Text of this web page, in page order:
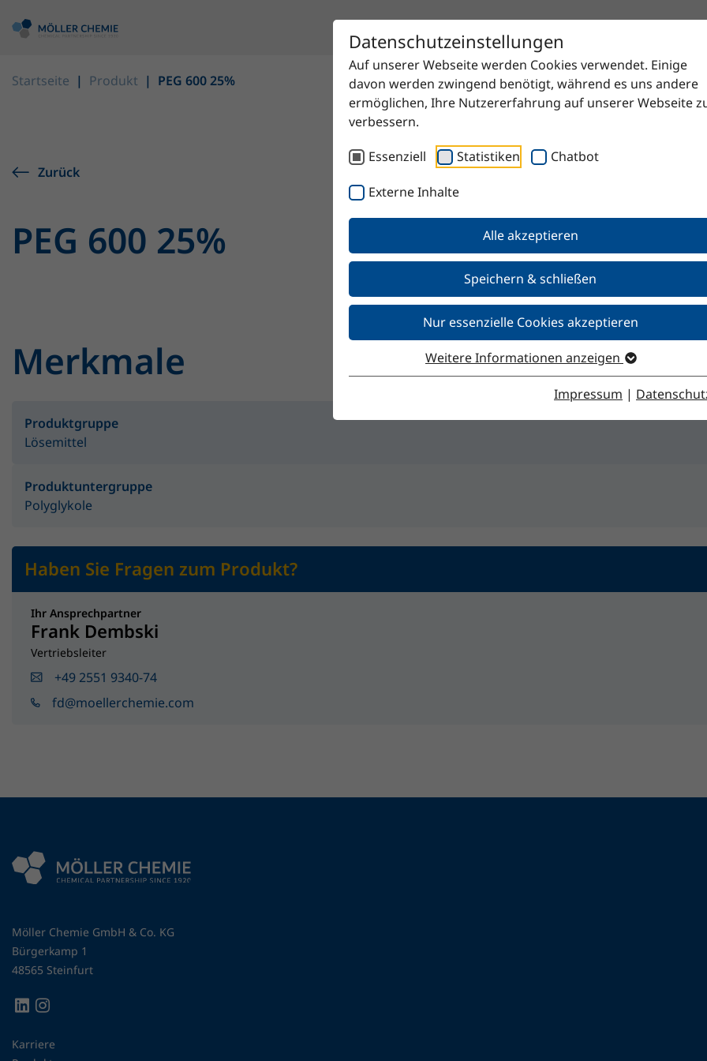
Datenschutzeinstellungen
Auf unserer Webseite werden Cookies verwendet. Einige
davon werden zwingend benötigt, während es uns andere
ermöglichen, Ihre Nutzererfahrung auf unserer Webseite
verbessern.
Essenziell
Statistiken Chatbot
Externe Inhalte
Alle akzeptieren
Speichern & schließen
Nur essenzielle Cookies akzeptieren
Weitere Informationen anzeigen
Impressum |
Startseite Produkt PEG 600 25%
Zurück
PEG 600 25%
Merkmale
Produktgruppe
Lösemittel
Produktuntergruppe
Polyglykole
Haben Sie Fragen zum Produkt?
Ihr Ansprechpartner
Frank Dembski
Vertriebsleiter
+49 2551 9340-74
fd@moellerchemie.com
Möller Chemie GmbH & Co. KG
Bürgerkamp 1
48565 Steinfurt
Karriere